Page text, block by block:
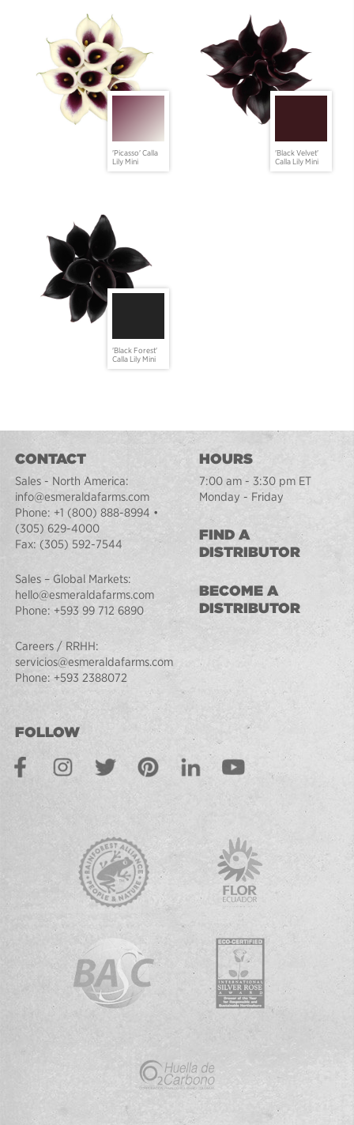
'Picasso' Calla
Lily Mini
'Black Velvet'
Calla Lily Mini
'Black Forest'
Calla Lily Mini
CONTACT
Sales - North America:
info@esmeraldafarms.com
Phone: +1 (800) 888-8994 •
(305) 629-4000
Fax: (305) 592-7544
Sales – Global Markets:
hello@esmeraldafarms.com
Phone: +593 99 712 6890
Careers / RRHH:
servicios@esmeraldafarms.com
Phone: +593 2388072
HOURS
7:00 am - 3:30 pm ET
Monday - Friday
FIND A
DISTRIBUTOR
BECOME A
DISTRIBUTOR
FOLLOW
FacebookInstagramTwitter PinterestLinkedInYoutube